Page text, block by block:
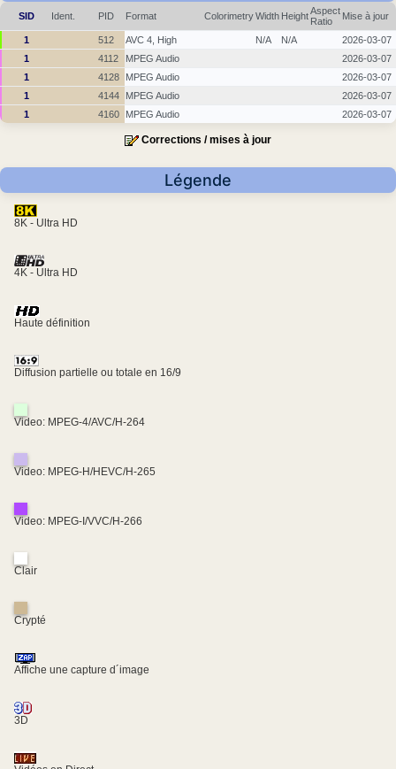
SID Ident. PID Format ColorimetryWidth HeightAspect
Ratio
Mise à jour
1 512 AVC 4, High N/A N/A
2026-03-07
1
4112 MPEG Audio
2026-03-07
1
4128 MPEG Audio
2026-03-07
1
4144 MPEG Audio
2026-03-07
1
4160 MPEG Audio 2026-03-07
Corrections / mises à jour
Légende
8K - Ultra HD
4K - Ultra HD
Haute définition
Diffusion partielle ou totale en 16/9
Video: MPEG-4/AVC/H-264
Video: MPEG-H/HEVC/H-265
Video: MPEG-I/VVC/H-266
Clair
Crypté
Affiche une capture d´image
3D